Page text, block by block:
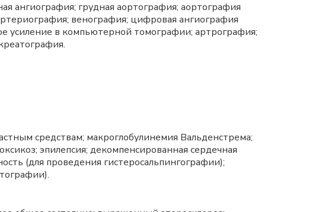
ангиография; грудная аортография; аортография
венография; цифровая ангиография
усиление в компьютерной томографии; артрография;
средствам; макроглобулинемия Вальденстрема;
эпилепсия; декомпенсированная сердечная
(для проведения гистеросальпингографии);